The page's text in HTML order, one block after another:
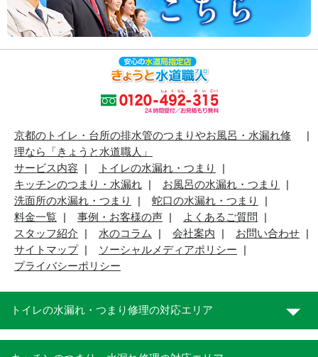
京都のトイレ・台所の排水管のつまりやお風呂・水漏れ修
理なら「きょうと水道職人」
サービス内容
トイレの水漏れ・つまり
キッチンのつまり・水漏れ
お風呂の水漏れ・つまり
洗面所の水漏れ・つまり
蛇口の水漏れ・つまり
料金一覧
事例・お客様の声
よくあるご質問
スタッフ紹介
水のコラム 会社案内
お問い合わせ
サイトマップ
ソーシャルメディアポリシー
プライバシーポリシー
トイレの水漏れ・つまり修理の対応エリア